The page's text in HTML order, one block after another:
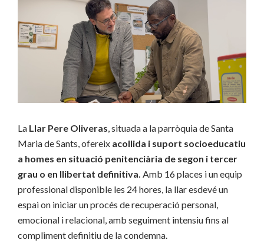
La Llar Pere Oliveras, situada a la parròquia de Santa
Maria de Sants, ofereix acollida i suport socioeducatiu
a homes en situació penitenciària de segon i tercer
grau o en llibertat definitiva. Amb 16 places i un equip
professional disponible les 24 hores, la llar esdevé un
espai on iniciar un procés de recuperació personal,
emocional i relacional, amb seguiment intensiu fins al
compliment definitiu de la condemna.